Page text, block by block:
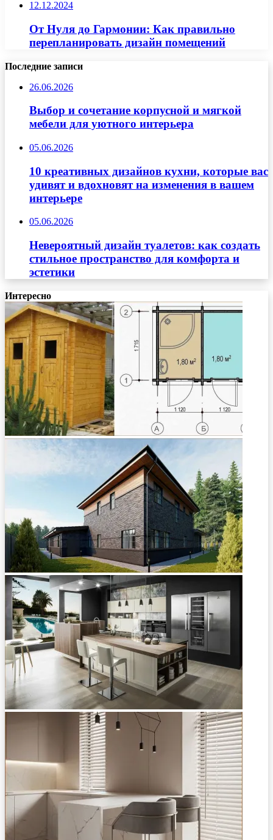
12.12.2024
От Нуля до Гармонии: Как правильно
перепланировать дизайн помещений
Последние записи
26.06.2026
Выбор и сочетание корпусной и мягкой
мебели для уютного интерьера
05.06.2026
10 креативных дизайнов кухни, которые вас
удивят и вдохновят на изменения в вашем
интерьере
05.06.2026
Невероятный дизайн туалетов: как создать
стильное пространство для комфорта и
эстетики
Интересно